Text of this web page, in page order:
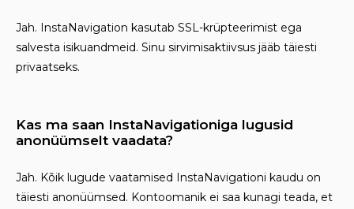
Jah. InstaNavigation kasutab SSL-krüpteerimist ega
salvesta isikuandmeid. Sinu sirvimisaktiivsus jääb täiesti
privaatseks.
Kas ma saan InstaNavigationiga lugusid
anonüümselt vaadata?
Jah. Kõik lugude vaatamised InstaNavigationi kaudu on
täiesti anonüümsed. Kontoomanik ei saa kunagi teada, et